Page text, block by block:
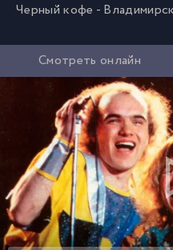
Черный кофе -
Смотреть онлайн